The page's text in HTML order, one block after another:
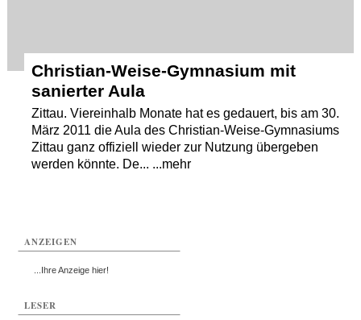
Christian-Weise-Gymnasium mit
sanierter Aula
Zittau. Viereinhalb Monate hat es gedauert, bis am 30.
März 2011 die Aula des Christian-Weise-Gymnasiums
Zittau ganz offiziell wieder zur Nutzung übergeben
werden könnte. De... ...mehr
ANZEIGEN
...Ihre Anzeige hier!
LESER